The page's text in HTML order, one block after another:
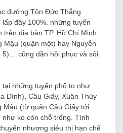
đường Tôn Đức Thắng
đầy 100%. những tuyến
địa bàn TP. Hồ Chí Minh
Mậu (quận một) hay Nguyễn
5)… cũng dần hồi phục và sôi
những tuyến phố to như
Đình), Cầu Giấy, Xuân Thủy
Mậu (từ quận Cầu Giấy tới
ko còn chỗ trống. Tình
nhượng siêu thị hạn chế